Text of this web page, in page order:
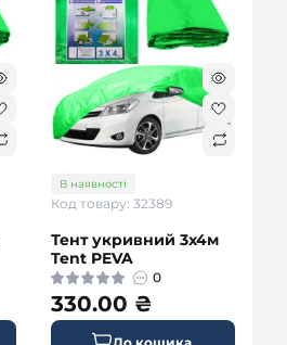
В наявності
Код товару: 32389
Тент укривний 3х4м
Tent PEVA
0
330.00 ₴